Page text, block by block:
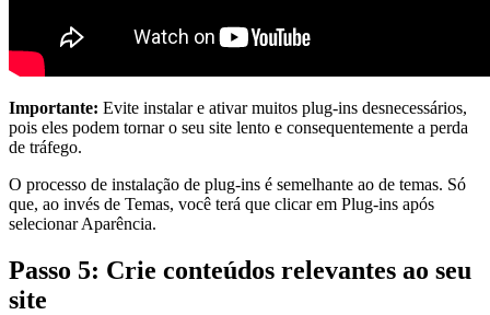
Importante: Evite instalar e ativar muitos plug-ins desnecessários,
pois eles podem tornar o seu site lento e consequentemente a perda
de tráfego.
O processo de instalação de plug-ins é semelhante ao de temas. Só
que, ao invés de Temas, você terá que clicar em Plug-ins após
selecionar Aparência.
Passo 5: Crie conteúdos relevantes ao seu
site